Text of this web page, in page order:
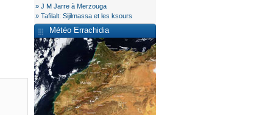
» J M Jarre à Merzouga
» Tafilalt: Sijilmassa et les ksours
Météo Errachidia